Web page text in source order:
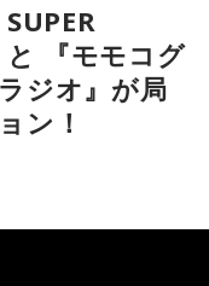
そ見える景色
ワモノに」につい
才能を見つけてき
ストリートスナッ
うな感覚に近いと
けに1994年にフィン
読み返した際、「な
受け、その背景にあ
渡航のきっかけだっ
点に、翻訳や通
1994年は、深刻な経
と 『モモコグ
ジオ』が局
ン！